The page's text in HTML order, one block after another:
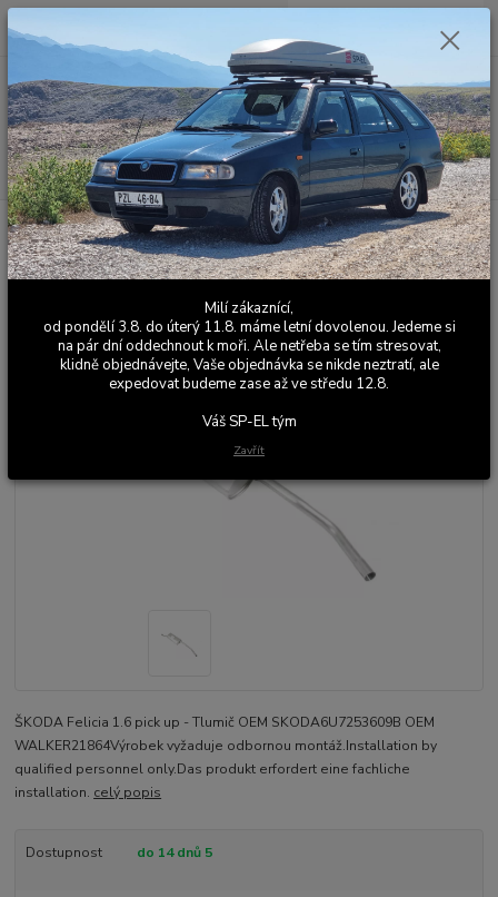
Menu
Hledat
Po - Pá 9:00 - 17:00
0,00 Kč
Úvod Výfuky Sériové výfuky Škoda Felicia
Felicia 1.6 Pickup
ŠKODA Felicia 1.6 pick up - Tlumič
ŠKODA Felicia 1.6 pick up -
Tlumič
ŠKODA Felicia 1.6 pick up - Tlumič OEM SKODA6U7253609B OEM
WALKER21864Výrobek vyžaduje odbornou montáž.Installation by
qualified personnel only.Das produkt erfordert eine fachliche
installation. celý popis
Dostupnost do 14 dnů 5
Milí zákaznící,
od pondělí 3.8. do úterý 11.8. máme letní dovolenou. Jedeme si
na pár dní oddechnout k moři. Ale netřeba se tím stresovat,
klidně objednávejte, Vaše objednávka se nikde neztratí, ale
expedovat budeme zase až ve středu 12.8.
Váš SP-EL tým
Zavřít